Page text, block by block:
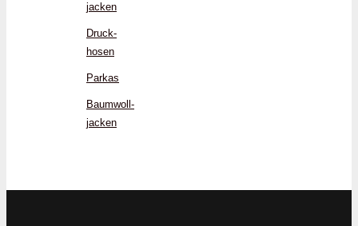
jacken
Druck­
hosen
Parkas
Baumwoll­
jacken